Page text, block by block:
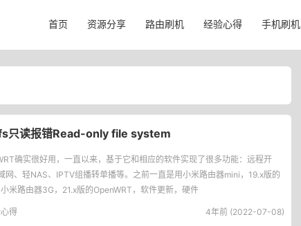
首页 资源分享 路由刷机 经验心得 手机刷机
只读报错Read-only file system
确实很好用，一直以来，基于它和相应的软件实现了很多功能：远程开
网、轻NAS、IPTV组播转单播等。之前一直是用小米路由器mini，19.x版的
米路由器3G，21.x版的OpenWRT，软件更新，硬件
得 4年前 (2022-07-08)